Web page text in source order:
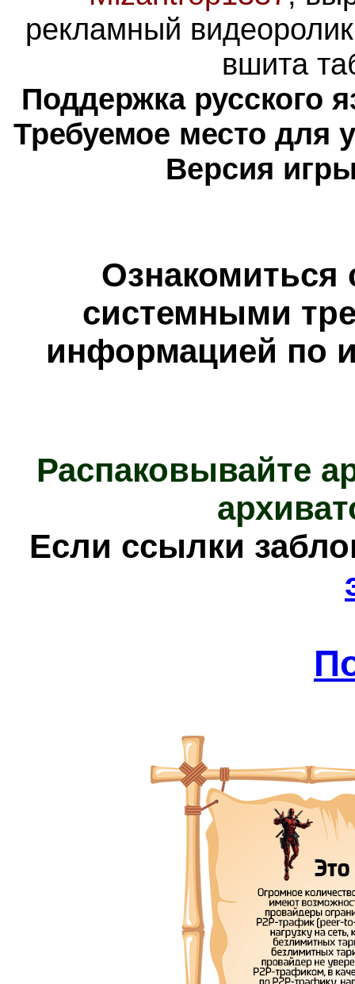
рекламный
вшита
Поддержка русского
Требуемое место для
Версия
Ознакомиться
системными
информацией по
Распаковывайте
Если ссылки